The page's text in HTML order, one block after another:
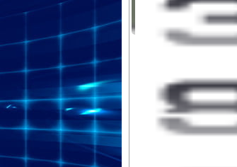
Statistics